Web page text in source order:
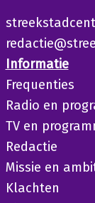
Informatie
Frequenties
Radio en
TV en
Redactie
Missie en
Klachten